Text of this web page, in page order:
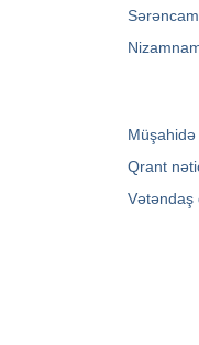
Sərəncam
Müşahidə
Qrant
Vətəndaş